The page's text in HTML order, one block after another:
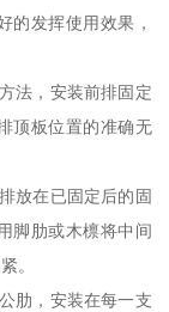
的发挥使用效果，
法，安装前排固定
顶板位置的准确无
放在已固定后的固
脚肋或木檩将中间
。
肋，安装在每一支